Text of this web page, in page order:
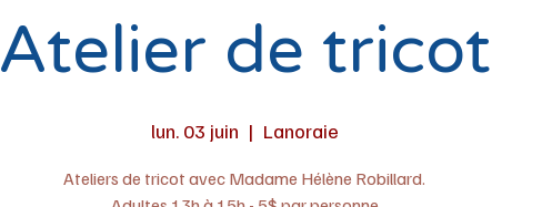
Atelier de tricot
lun. 03 juin
  |
Lanoraie
Ateliers de tricot avec Madame Hélène Robillard.